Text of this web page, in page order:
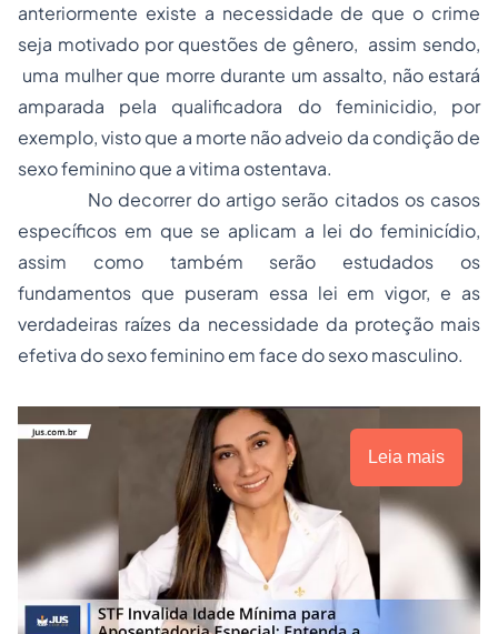
anteriormente existe a necessidade de que o crime
seja motivado por questões de gênero, assim sendo,
uma mulher que morre durante um assalto, não estará
amparada pela qualificadora do feminicidio, por
exemplo, visto que a morte não adveio da condição de
sexo feminino que a vitima ostentava.
No decorrer do artigo serão citados os casos
específicos em que se aplicam a lei do feminicídio,
assim como também serão estudados os
fundamentos que puseram essa lei em vigor, e as
verdadeiras raízes da necessidade da proteção mais
efetiva do sexo feminino em face do sexo masculino.
Leia mais